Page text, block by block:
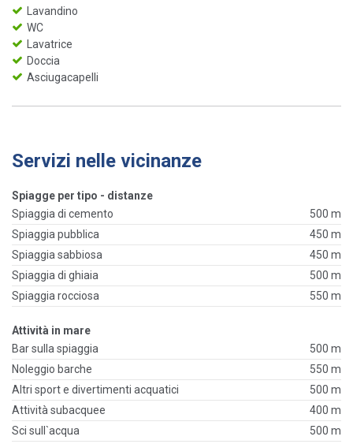
Lavandino
WC
Lavatrice
Doccia
Asciugacapelli
Servizi nelle vicinanze
Spiagge per tipo - distanze
Spiaggia di cemento
500 m
Spiaggia pubblica
450 m
Spiaggia sabbiosa
450 m
Spiaggia di ghiaia
500 m
Spiaggia rocciosa
550 m
Attività in mare
Bar sulla spiaggia
500 m
Noleggio barche
550 m
Altri sport e divertimenti acquatici
500 m
Attività subacquee
400 m
Sci sull`acqua
500 m